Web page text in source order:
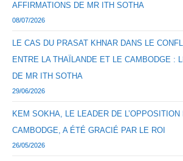
AFFIRMATIONS DE MR ITH SOTHA
08/07/2026
LE CAS DU PRASAT KHNAR DANS LE
ENTRE LA THAÏLANDE ET LE CAMBODGE :
DE MR ITH SOTHA
29/06/2026
KEM SOKHA, LE LEADER DE
CAMBODGE, A ÉTÉ GRACIÉ PAR LE ROI
26/05/2026